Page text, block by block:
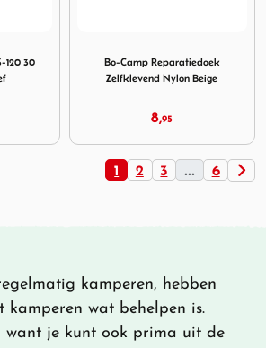
120 30
Bo-Camp Reparatiedoek
Zelfklevend Nylon Beige
8,95
1 2 3 ... 6
kamperen, hebben
wat behelpen is.
want je kunt ook prima uit de